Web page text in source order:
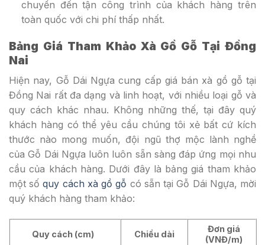
chuyển đến tận công trình của khách hàng trên
toàn quốc với chi phí thấp nhất.
Bảng Giá Tham Khảo Xà Gồ Gỗ Tại Đồng
Nai
Hiện nay, Gỗ Dái Ngựa cung cấp giá bán xà gồ gỗ tại
Đồng Nai rất đa dạng và linh hoạt, với nhiều loại gỗ và
quy cách khác nhau. Không những thế, tại đây quý
khách hàng có thể yêu cầu chúng tôi xẻ bất cứ kích
thước nào mong muốn, đội ngũ thợ mộc lành nghề
của Gỗ Dái Ngựa luôn luôn sẵn sàng đáp ứng mọi nhu
cầu của khách hàng. Dưới đây là bảng giá tham khảo
một sốquy cách xà gồ gỗ có sẵn tại Gỗ Dái Ngựa, mời
quý khách hàng tham khảo:
Quy cách (cm) Chiều dài
Đơn giá
(VNĐ/m)